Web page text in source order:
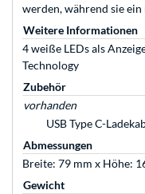
werden, während sie
Weitere Informationen
4 weiße LEDs als
Technology
Zubehör
vorhanden
USB Type C-
Abmessungen
Breite: 79 mm x Höhe:
Gewicht